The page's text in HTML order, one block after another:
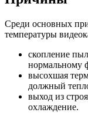
Среди основных
температуры
скопление
нормальному
высохшая
должный
выход из
охлаждение.